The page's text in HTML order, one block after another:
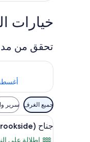
خيارات
تحقق من مدى
أغسطس 8 -
تحقق من مدى
عوامل
التصفية
المتاحة
للغرف
جميع الغرف سرير
استعراض
جميع
7
جناح (Brookside)
إطلالة على